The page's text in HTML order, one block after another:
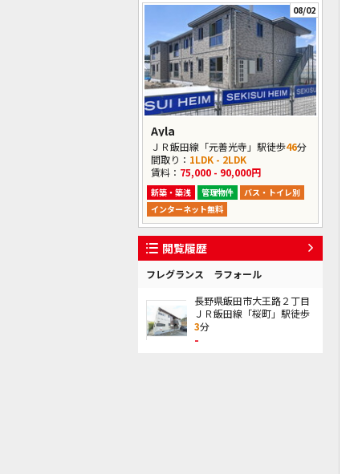
08/02
Ayla
ＪＲ飯田線「元善光寺」駅徒歩46分
間取り： 1LDK - 2LDK
賃料： 75,000 - 90,000円
新築・築浅 管理物件
バス・トイレ別
インターネット無料
閲覧履歴
フレグランス ラフォール
長野県飯田市大王路２丁目
ＪＲ飯田線「桜町」駅徒歩
3分
-